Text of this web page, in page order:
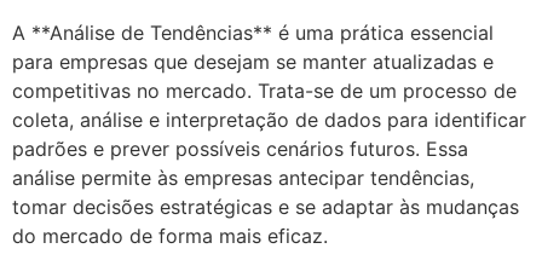
A **Análise de Tendências** é uma prática essencial
para empresas que desejam se manter atualizadas e
competitivas no mercado. Trata-se de um processo de
coleta, análise e interpretação de dados para identificar
padrões e prever possíveis cenários futuros. Essa
análise permite às empresas antecipar tendências,
tomar decisões estratégicas e se adaptar às mudanças
do mercado de forma mais eficaz.